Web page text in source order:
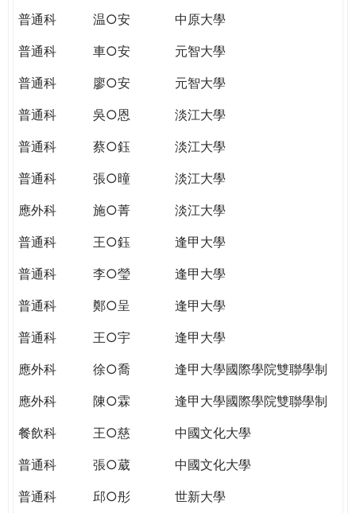
普通科
温○安
中原大學
普通科
車○安
元智大學
普通科
廖○安
元智大學
普通科
吳○恩
淡江大學
普通科
蔡○鈺
淡江大學
普通科
張○曈
淡江大學
應外科
施○菁
淡江大學
普通科
王○鈺
逢甲大學
普通科
李○瑩
逢甲大學
普通科
鄭○呈
逢甲大學
普通科
王○宇
逢甲大學
應外科
徐○喬
逢甲大學國際學院雙聯學制
應外科
陳○霖
逢甲大學國際學院雙聯學制
餐飲科
王○慈
中國文化大學
普通科
張○葳
中國文化大學
普通科
邱○彤
世新大學